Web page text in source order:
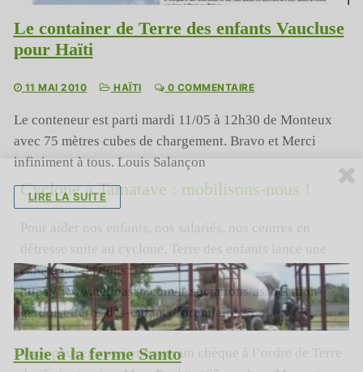
Le container de Terre des enfants Vaucluse
pour Haïti
11 MAI 2010 HAÏTI 0 COMMENTAIRE
Le conteneur est parti mardi 11/05 à 12h30 de Monteux
avec 75 mètres cubes de chargement. Bravo et Merci
infiniment à tous. Louis Salançon
LIRE LA SUITE
Pluie à la ferme Santo
Cyclone à Tamatave : mobilisons-nous !
Pour aider nos enfants, nos salariés, nos centres en
détresse suite au cyclone, Terre des enfants lance une
campagne de dons:
https://www.helloasso.com/associations/association-
gardoise-terre-des-enfants/formulaires/5
Vous pouvez aussi envoyer un chèque à l’ordre de Terre